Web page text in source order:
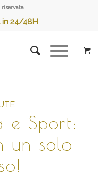
riservata
in 24/48H
Sport:
un solo